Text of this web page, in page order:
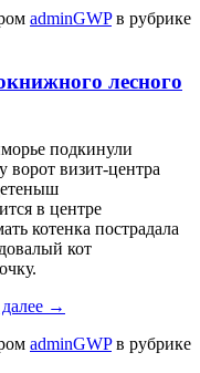
adminGWPв рубрике
лесного
подкинули
ворот визит-центра
в центре
котенка пострадала
кот
→
adminGWPв рубрике